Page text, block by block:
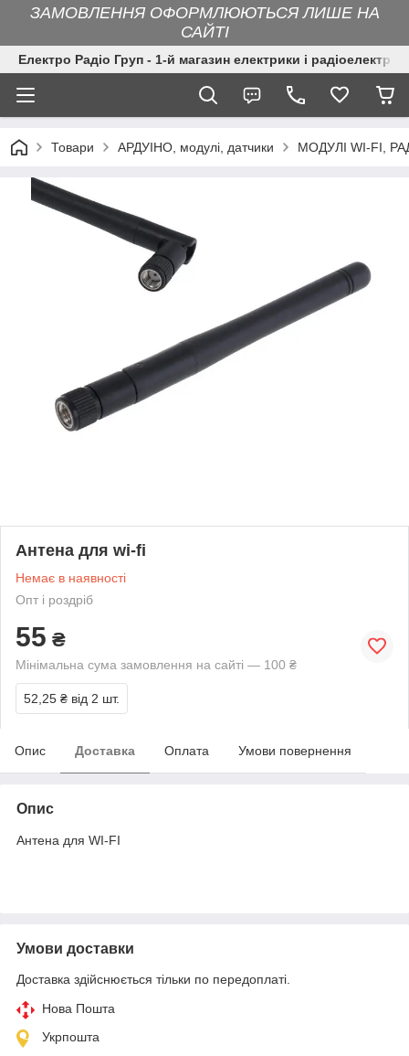
ЗАМОВЛЕННЯ ОФОРМЛЮЮТЬСЯ ЛИШЕ НА
САЙТІ
Електро Радіо Груп - 1-й магазин електрики і
Товари АРДУІНО, модулі, датчики МОДУЛІ WI-FI,
Антена для wi-fi
Немає в наявності
Опт і роздріб
55 ₴
Мінімальна сума замовлення на сайті — 100 ₴
52,25 ₴ від 2 шт.
Опис Доставка Оплата Умови повернення
Опис
Антена для WI-FI
Умови доставки
Доставка здійснюється тільки по передоплаті.
Нова Пошта
Укрпошта